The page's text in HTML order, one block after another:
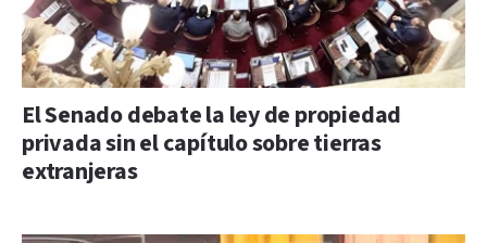
El Senado debate la ley de propiedad
privada sin el capítulo sobre tierras
extranjeras